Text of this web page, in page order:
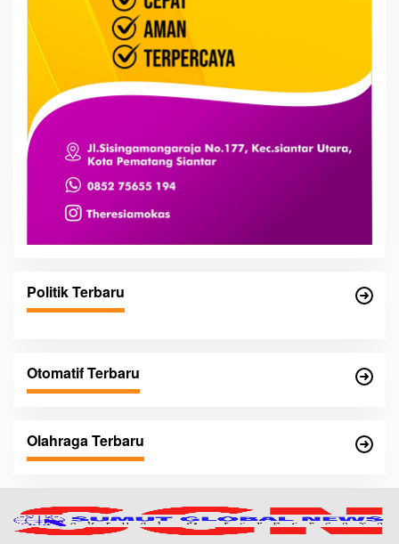
Politik Terbaru
Otomatif Terbaru
Olahraga Terbaru